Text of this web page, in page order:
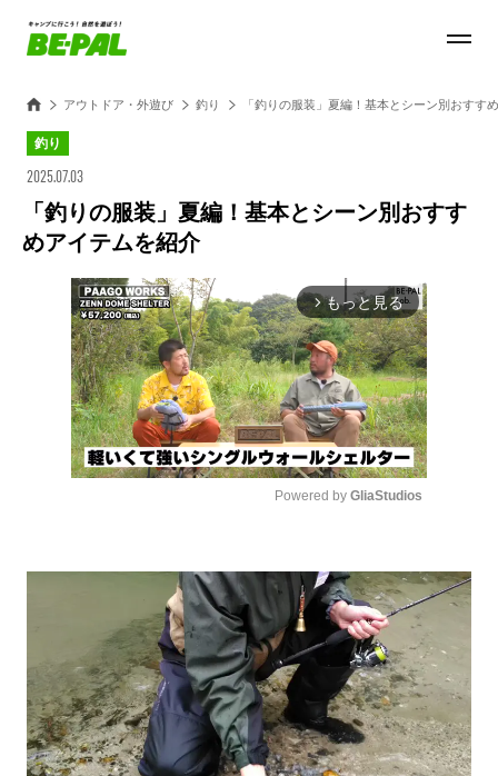
アウトドア・外遊び 釣り 「釣りの服装」夏編！基本とシーン別おすす
釣り
2025.07.03
「釣りの服装」夏編！基本とシーン別おすす
めアイテムを紹介
arrow_forward_ios もっと見る
Powered by GliaStudios